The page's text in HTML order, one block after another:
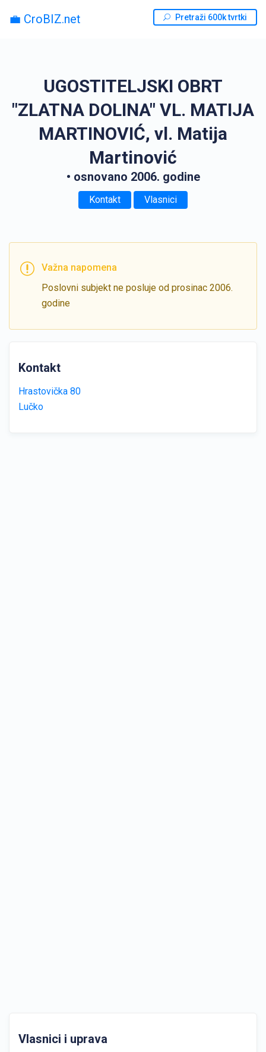
💼 CroBIZ.net Pretraži 600k tvrtki
UGOSTITELJSKI OBRT
"ZLATNA DOLINA" VL. MATIJA
MARTINOVIĆ, vl. Matija
Martinović
• osnovano 2006. godine
Kontakt Vlasnici
Važna napomena
Poslovni subjekt ne posluje od prosinac 2006.
godine
Kontakt
Hrastovička 80
Lučko
Vlasnici i uprava